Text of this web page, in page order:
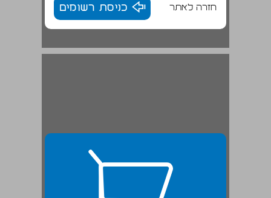
חזרה לאתר כניסת רשומים